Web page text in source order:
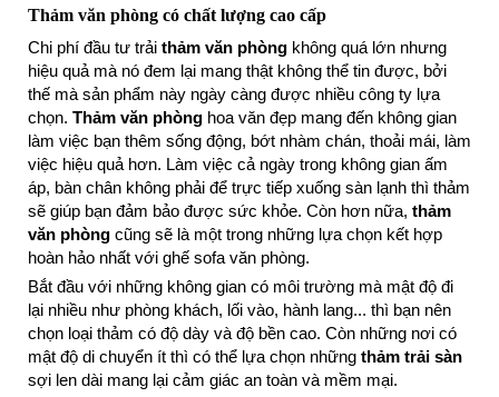
Thảm văn phòng có chất lượng cao cấp
Chi phí đầu tư trải thảm văn phòng không quá lớn nhưng
hiệu quả mà nó đem lại mang thật không thể tin được, bởi
thế mà sản phẩm này ngày càng được nhiều công ty lựa
chọn. Thảm văn phòng hoa văn đẹp mang đến không gian
làm việc bạn thêm sống động, bớt nhàm chán, thoải mái, làm
việc hiệu quả hơn. Làm việc cả ngày trong không gian ấm
áp, bàn chân không phải để trực tiếp xuống sàn lạnh thì thảm
sẽ giúp bạn đảm bảo được sức khỏe. Còn hơn nữa, thảm
văn phòng cũng sẽ là một trong những lựa chọn kết hợp
hoàn hảo nhất với ghế sofa văn phòng.
Bắt đầu với những không gian có môi trường mà mật độ đi
lại nhiều như phòng khách, lối vào, hành lang... thì bạn nên
chọn loại thảm có độ dày và độ bền cao. Còn những nơi có
mật độ di chuyển ít thì có thể lựa chọn những thảm trải sàn
sợi len dài mang lại cảm giác an toàn và mềm mại.